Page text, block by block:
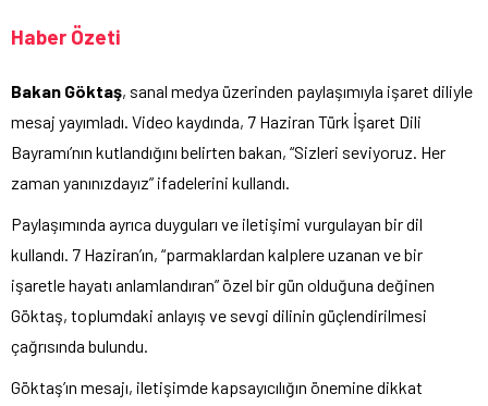
Haber Özeti
Bakan Göktaş, sanal medya üzerinden paylaşımıyla işaret diliyle
mesaj yayımladı. Video kaydında, 7 Haziran Türk İşaret Dili
Bayramı’nın kutlandığını belirten bakan, “Sizleri seviyoruz. Her
zaman yanınızdayız” ifadelerini kullandı.
Paylaşımında ayrıca duyguları ve iletişimi vurgulayan bir dil
kullandı. 7 Haziran’ın, “parmaklardan kalplere uzanan ve bir
işaretle hayatı anlamlandıran” özel bir gün olduğuna değinen
Göktaş, toplumdaki anlayış ve sevgi dilinin güçlendirilmesi
çağrısında bulundu.
Göktaş’ın mesajı, iletişimde kapsayıcılığın önemine dikkat